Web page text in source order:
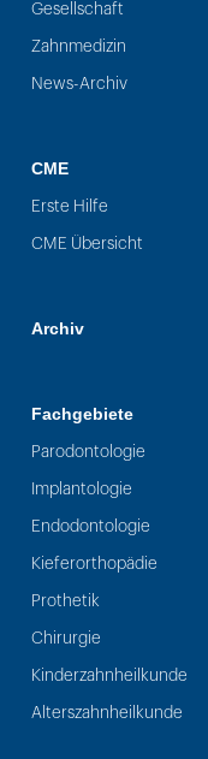
Gesellschaft
Zahnmedizin
News-Archiv
CME
Erste Hilfe
CME Übersicht
Archiv
Fachgebiete
Parodontologie
Implantologie
Endodontologie
Kieferorthopädie
Prothetik
Chirurgie
Kinderzahnheilkunde
Alterszahnheilkunde